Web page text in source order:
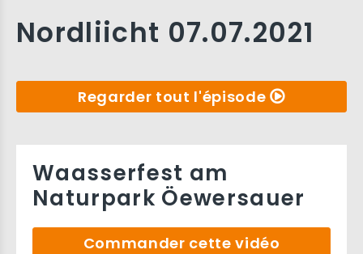
Nordliicht 07.07.2021
Regarder tout l'épisode
Waasserfest am
Naturpark Öewersauer
Commander cette vidéo